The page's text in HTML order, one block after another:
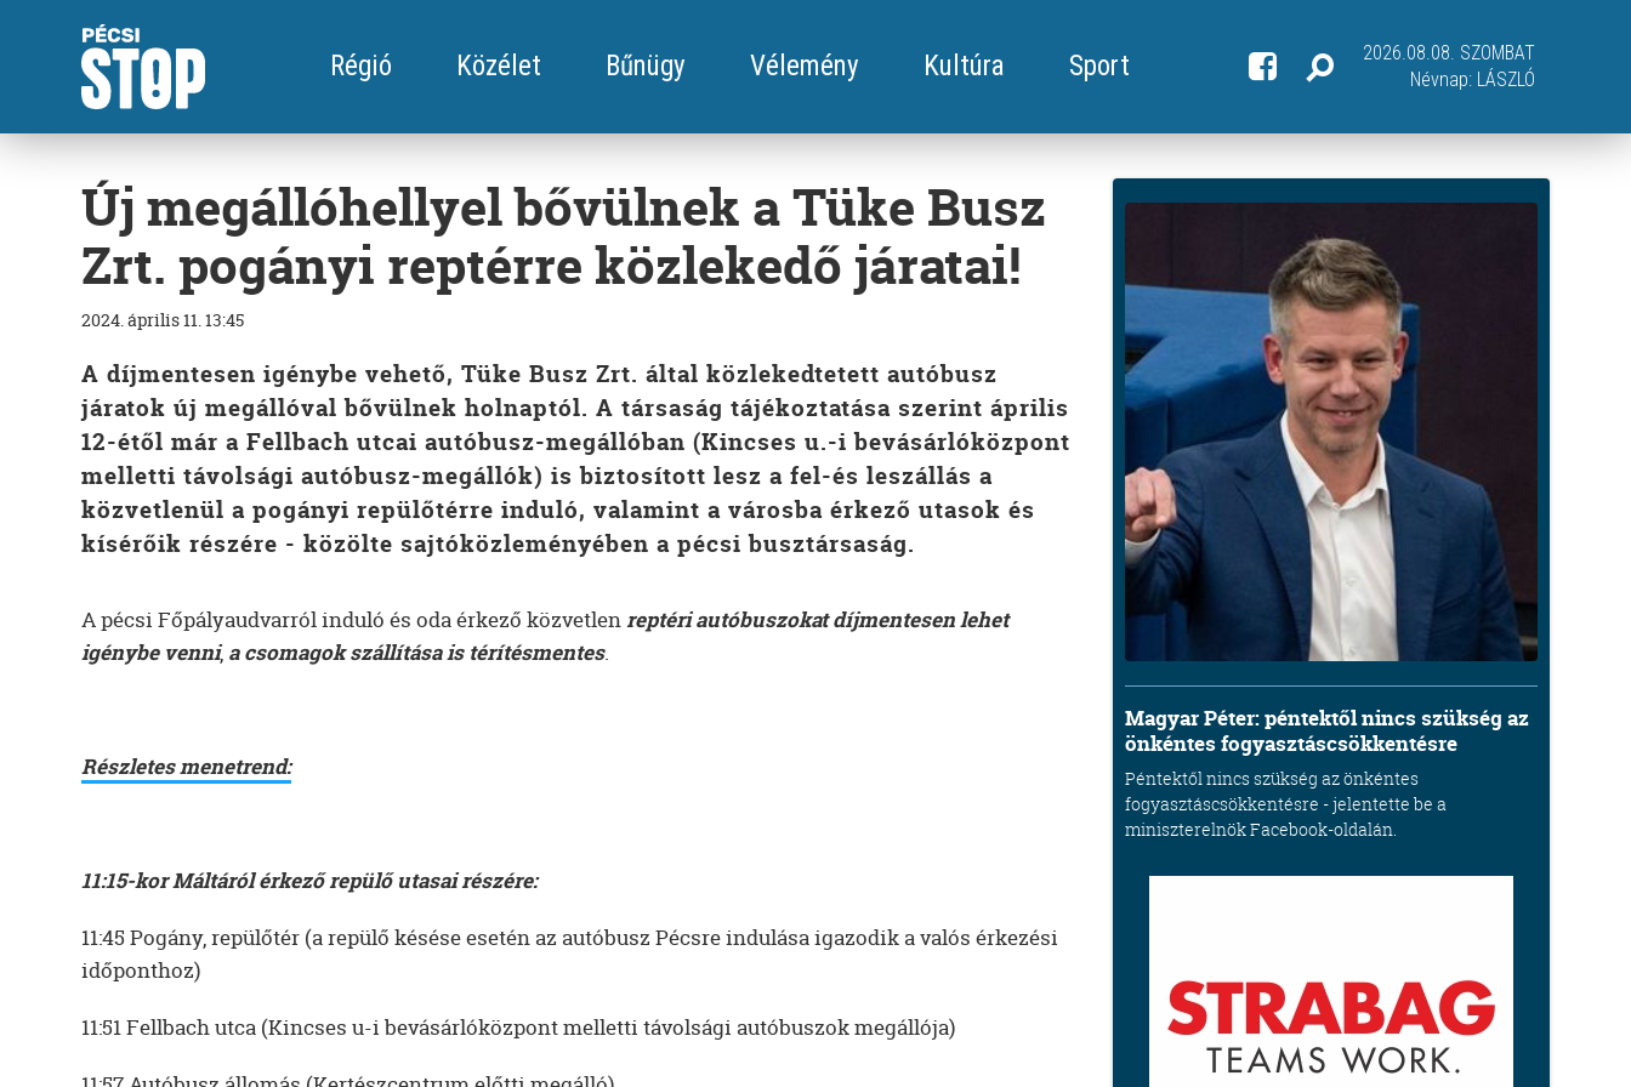
Régió Közélet Bűnügy Vélemény Kultúra Sport
2026.08.08. SZOMBAT
Névnap: LÁSZLÓ
Új megállóhellyel bővülnek a Tüke Busz
Zrt. pogányi reptérre közlekedő járatai!
2024. április 11. 13:45
A díjmentesen igénybe vehető, Tüke Busz Zrt. által közlekedtetett autóbusz
járatok új megállóval bővülnek holnaptól. A társaság tájékoztatása szerint április
12-étől már a Fellbach utcai autóbusz-megállóban (Kincses u.-i bevásárlóközpont
melletti távolsági autóbusz-megállók) is biztosított lesz a fel-és leszállás a
közvetlenül a pogányi repülőtérre induló, valamint a városba érkező utasok és
kísérőik részére - közölte sajtóközleményében a pécsi busztársaság.
A pécsi Főpályaudvarról induló és oda érkező közvetlenreptéri autóbuszokat díjmentesen lehet
igénybe venni, a csomagok szállítása is térítésmentes.
Részletes menetrend:
11:15-kor Máltáról érkező repülő utasai részére:
11:45 Pogány, repülőtér (a repülő késése esetén az autóbusz Pécsre indulása igazodik a valós érkezési
időponthoz)
11:51 Fellbach utca (Kincses u-i bevásárlóközpont melletti távolsági autóbuszok megállója)
Magyar Péter: péntektől nincs szükség az
önkéntes fogyasztáscsökkentésre
Péntektől nincs szükség az önkéntes
fogyasztáscsökkentésre - jelentette be a
miniszterelnök Facebook-oldalán.